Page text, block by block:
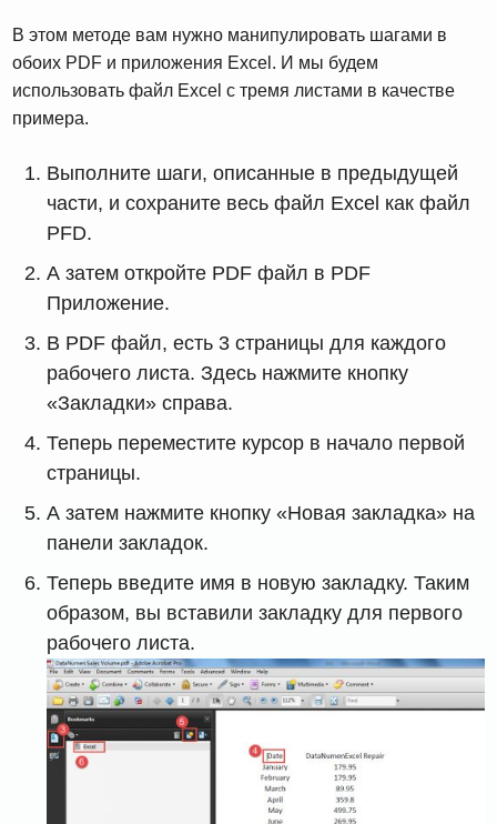
В этом методе вам нужно манипулировать шагами в
обоих PDF и приложения Excel. И мы будем
использовать файл Excel с тремя листами в качестве
примера.
Выполните шаги, описанные в предыдущей
части, и сохраните весь файл Excel как файл
PFD.
А затем откройте PDF файл в PDF
Приложение.
В PDF файл, есть 3 страницы для каждого
рабочего листа. Здесь нажмите кнопку
«Закладки» справа.
Теперь переместите курсор в начало первой
страницы.
А затем нажмите кнопку «Новая закладка» на
панели закладок.
Теперь введите имя в новую закладку. Таким
образом, вы вставили закладку для первого
рабочего листа.